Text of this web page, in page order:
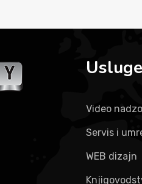
Usluge
Video
Servis i
WEB dizajn